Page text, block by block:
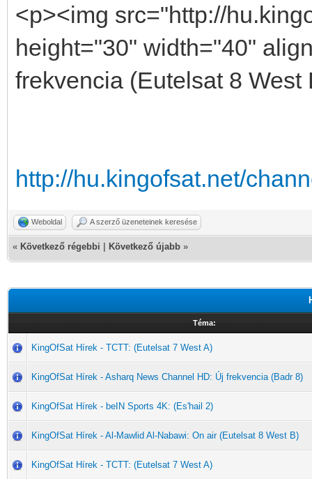
<p><img src="http://
height="30" width="40"
frekvencia (Eutelsat 8
http://hu.kingofsat.net/
Weboldal A szerző üzeneteinek keresése
« Következő régebbi Következő újabb »
Téma:
KingOfSat Hírek - TCTT: (Eutelsat 7 West A)
KingOfSat Hírek - Asharq News Channel HD: Új frekvencia (Badr 8)
KingOfSat Hírek - beIN Sports 4K: (Es'hail 2)
KingOfSat Hírek - Al-Mawlid Al-Nabawi: On air (Eutelsat 8 West B)
KingOfSat Hírek - TCTT: (Eutelsat 7 West A)